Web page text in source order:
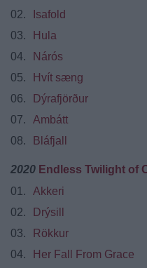
02.
Isafold
03.
Hula
04.
Nárós
05.
Hvít sæng
06.
Dýrafjörður
07.
Ambátt
08.
Bláfjall
2020 Endless Twilight of
01.
Akkeri
02.
Drýsill
03.
Rökkur
04.
Her Fall From Grace